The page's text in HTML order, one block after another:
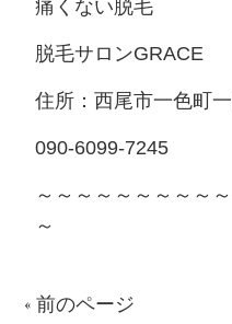
痛くない脱毛
脱毛サロンGRACE
住所：西尾市一色町
090-6099-7245
～～～～～～～～～
～
« 前のページ